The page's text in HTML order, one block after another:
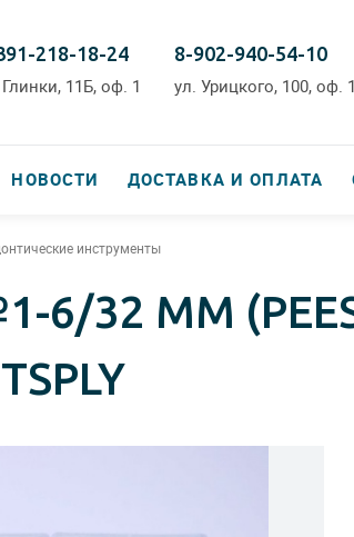
8-902-940-54-10
ул. Урицкого, 100, оф.
218-18-24
11Б, оф. 1
НОВОСТИ ДОСТАВКА И ОПЛАТА
инструменты
6/32 ММ